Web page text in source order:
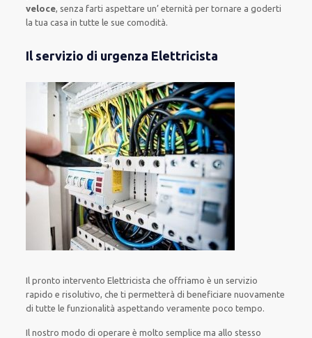
veloce, senza farti aspettare un’ eternità per tornare a goderti
la tua casa in tutte le sue comodità.
Il servizio di urgenza Elettricista
Il pronto intervento Elettricistache offriamo èun servizio
rapido e risolutivo, che tipermetterà di beneficiare nuovamente
di tutte le funzionalità aspettando veramente poco tempo.
Il nostro modo di operare èmolto semplice ma allo stesso